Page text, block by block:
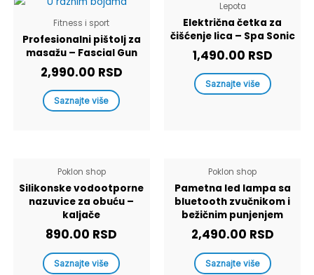
Fitness i sport
Profesionalni pištolj za
masažu – Fascial Gun
2,990.00 RSD
Saznajte više
Lepota
Električna četka za
čišćenje lica – Spa Sonic
1,490.00 RSD
Saznajte više
Poklon shop
Silikonske vodootporne
nazuvice za obuću –
kaljače
890.00 RSD
Saznajte više
Poklon shop
Pametna led lampa sa
bluetooth zvučnikom i
bežičnim punjenjem
2,490.00 RSD
Saznajte više